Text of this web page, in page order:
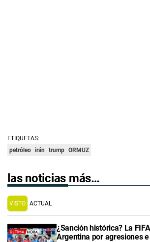
ETIQUETAS:
petróleo irán trump ORMUZ
las noticias más…
VISTO ACTUAL
¿Sanción histórica? La
Argentina por agresiones